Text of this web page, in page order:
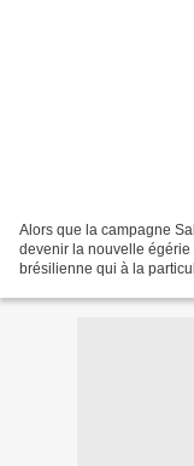
Alors que la campagne
devenir la nouvelle
brésilienne qui à la